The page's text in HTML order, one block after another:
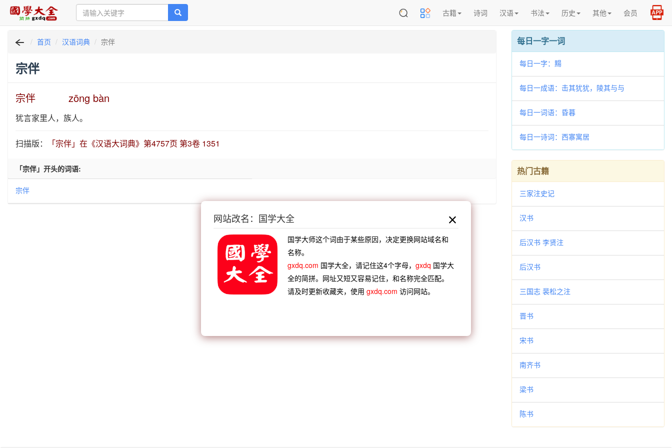
古籍 诗词 汉语 书法 历史 其他 会员
首页 汉语词典 宗伴
宗伴
宗伴 zōng bàn
犹言家里人，族人。
扫描版： 「宗伴」在《汉语大词典》第4757页 第3卷 1351
「宗伴」开头的词语:
宗伴
每日一字一词
每日一字：䵮
每日一成语：击其犹犹，陵其与与
每日一词语：昏暮
每日一诗词：西寨寓居
热门古籍
三家注史记
汉书
后汉书 李贤注
后汉书
三国志 裴松之注
晋书
宋书
南齐书
梁书
陈书
网站改名：国学大全
国学大师这个词由于某些原因，决定更换网站域名和
名称。
gxdq.com 国学大全，请记住这4个字母， gxdq 国学大
全的简拼。网址又短又容易记住，和名称完全匹配。
请及时更新收藏夹，使用 gxdq.com 访问网站。